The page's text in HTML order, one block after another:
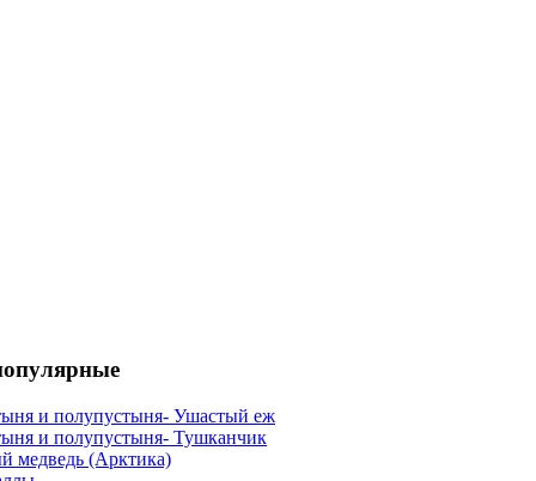
и полупустыня- Ушастый еж
и полупустыня- Тушканчик
медведь (Арктика)